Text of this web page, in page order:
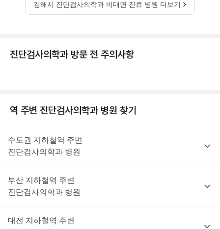
김해시 진단검사의학과 비대면 진료 병원 더보기
진단검사의학과 방문 전 주의사항
역 주변 진단검사의학과 병원 찾기
수도권 지하철역 주변
진단검사의학과 병원
부산 지하철역 주변
진단검사의학과 병원
대전 지하철역 주변